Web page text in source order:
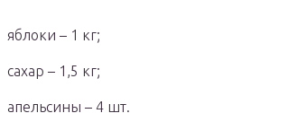
яблоки – 1 кг;
сахар – 1,5 кг;
апельсины – 4 шт.